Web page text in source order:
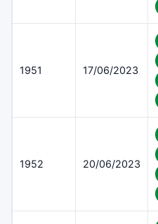
1951 17/06/2023
1952 20/06/2023